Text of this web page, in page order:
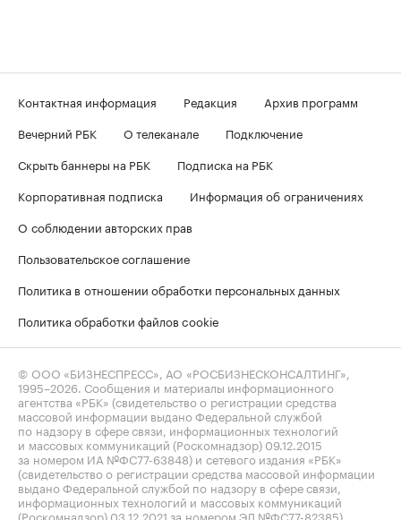
Контактная информация Редакция
Архив программ
Вечерний РБК
О телеканале
Подключение
Скрыть баннеры на РБК
Подписка на РБК
Корпоративная подписка
Информация об ограничениях
О соблюдении авторских прав
Пользовательское соглашение
Политика в отношении обработки персональных данных
Политика обработки файлов cookie
© ООО «БИЗНЕСПРЕСС», АО «РОСБИЗНЕСКОНСАЛТИНГ»,
1995–2026 . Сообщения и материалы информационного
агентства «РБК» (свидетельство о регистрации средства
массовой информации выдано Федеральной службой
по надзору в сфере связи, информационных технологий
и массовых коммуникаций (Роскомнадзор) 09.12.2015
за номером ИА №ФС77-63848) и сетевого издания «РБК»
(свидетельство о регистрации средства массовой информации
выдано Федеральной службой по надзору в сфере связи,
информационных технологий и массовых коммуникаций
(Роскомнадзор) 03.12.2021 за номером ЭЛ №ФС77-82385)